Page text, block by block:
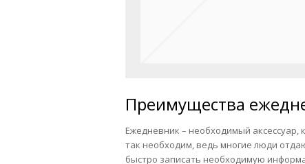
Преимущества
Ежедневник – необходимый
так необходим, ведь многие люди
быстро записать необходимую